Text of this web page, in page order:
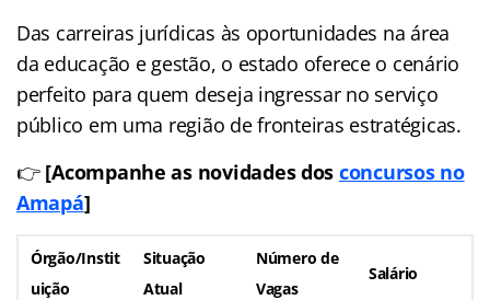
Das carreiras jurídicas às oportunidades na área
da educação e gestão, o estado oferece o cenário
perfeito para quem deseja ingressar no serviço
público em uma região de fronteiras estratégicas.
👉 [Acompanhe as novidades dos concursos no
Amapá]
Órgão/Instit
uição
Situação
Atual
Número de
Vagas
Salário